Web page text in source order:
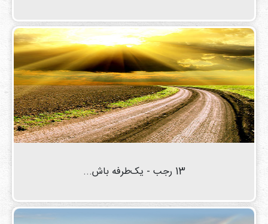
ها
درباره
ما
تماس
با ما
رسانه
سایت
13 رجب - یک‌طرفه باش...